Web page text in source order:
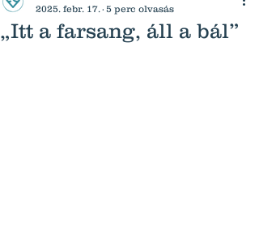
„Itt a farsang, áll a bál”
2025. febr. 17.
5 perc olvasás